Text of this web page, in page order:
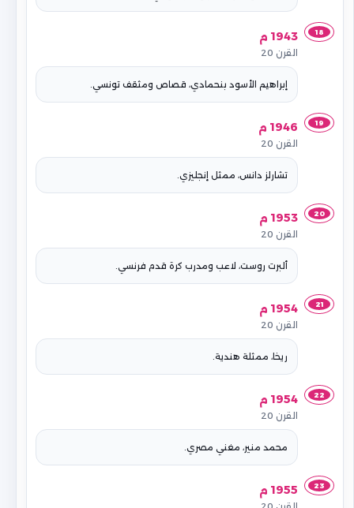
18 1943 م
القرن 20
إبراهيم الأسود بنحمادي، قصاص ومثقف تونسي.
19 1946 م
القرن 20
تشارلز دانس، ممثل إنجليزي.
20 1953 م
القرن 20
ألبرت روست، لاعب ومدرب كرة قدم فرنسي.
21 1954 م
القرن 20
ريخا، ممثلة هندية.
22 1954 م
القرن 20
محمد منير، مغني مصري.
23 1955 م